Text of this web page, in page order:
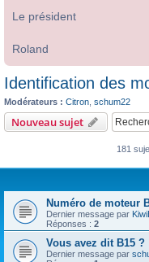
Le président
Roland
Identification des
Modérateurs : Citron schum22
Nouveau sujet
181
Numéro de moteur
Dernier message par
Réponses : 2
Vous avez dit B15 ?
Dernier message par